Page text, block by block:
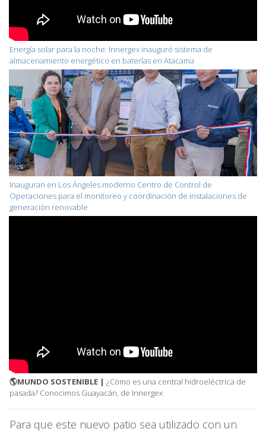
Energía solar para la noche: Innergex inauguró sistema de
almacenamiento energético en baterías en Atacama
Inauguran en Los Ángeles moderno Centro de Control de
Operaciones para el monitoreo y coordinación de instalaciones de
generación renovable
🌎MUNDO SOSTENIBLE | ¿Cómo es una central hidroeléctrica de
pasada? Conocimos Guayacán, de Innergex
Para que este nuevo patio sea utilizado con un